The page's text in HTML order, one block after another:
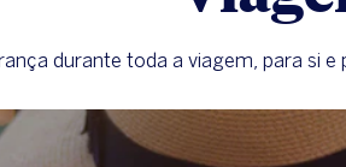
durante toda a viagem, para si e